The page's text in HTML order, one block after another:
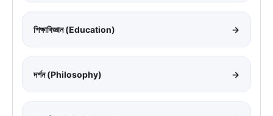
শিক্ষাবিজ্ঞান (Education) →
দর্শন (Philosophy) →